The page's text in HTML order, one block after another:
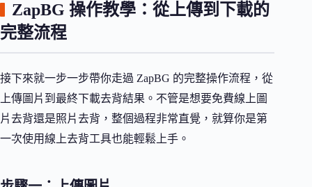
ZapBG 操作教學：從上傳到下載的
完整流程
接下來就一步一步帶你走過 ZapBG 的完整操作流程，從
上傳圖片到最終下載去背結果。不管是想要免費線上圖
片去背還是照片去背，整個過程非常直覺，就算你是第
一次使用線上去背工具也能輕鬆上手。